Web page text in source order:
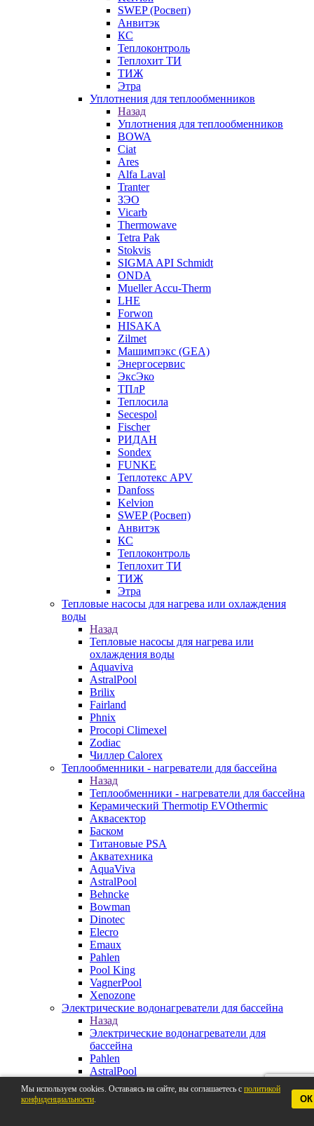
SWEP (Росвеп)
Анвитэк
КС
Теплоконтроль
Теплохит ТИ
ТИЖ
Этра
Уплотнения для теплообменников
Назад
Уплотнения для теплообменников
BOWA
Ciat
Ares
Alfa Laval
Tranter
ЗЭО
Vicarb
Thermowave
Tetra Pak
Stokvis
SIGMA API Schmidt
ONDA
Mueller Accu-Therm
LHE
Forwon
HISAKA
Zilmet
Машимпэкс (GEA)
Энергосервис
ЭксЭко
ТПлР
Теплосила
Secespol
Fischer
РИДАН
Sondex
FUNKE
Теплотекс APV
Danfoss
Kelvion
SWEP (Росвеп)
Анвитэк
КС
Теплоконтроль
Теплохит ТИ
ТИЖ
Этра
Тепловые насосы для нагрева или охлаждения
воды
Назад
Тепловые насосы для нагрева или
охлаждения воды
Aquaviva
AstralPool
Brilix
Fairland
Phnix
Procopi Climexel
Zodiac
Чиллер Calorex
Теплообменники - нагреватели для бассейна
Назад
Теплообменники - нагреватели для бассейна
Керамический Thermotip EVOthermic
Аквасектор
Баском
Титановые PSA
Акватехника
AquaViva
AstralPool
Behncke
Bowman
Dinotec
Elecro
Emaux
Pahlen
Pool King
VagnerPool
Xenozone
Электрические водонагреватели для бассейна
Назад
Электрические водонагреватели для
бассейна
Pahlen
AstralPool
Aquaviva
Behncke
Мы используем cookies. Оставаясь на сайте, вы соглашаетесь с политикой
конфиденциальности. ОК